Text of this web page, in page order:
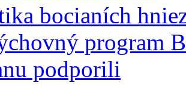
bocianích
program
podporili